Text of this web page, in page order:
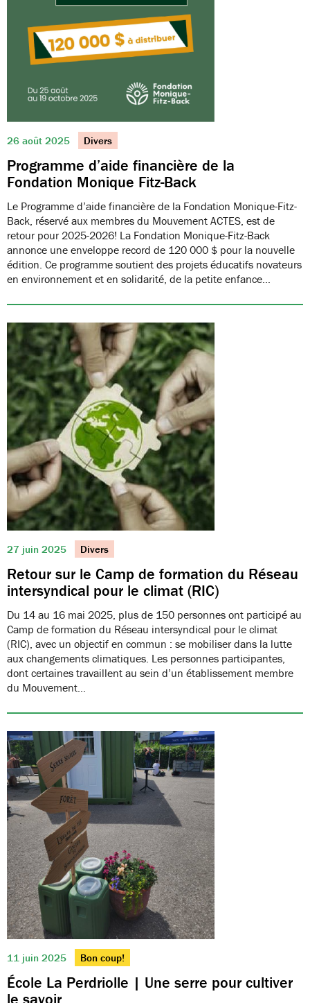
26 août 2025 Divers
Programme d’aide financière de la
Fondation Monique Fitz-Back
Le Programme d’aide financière de la Fondation Monique-Fitz-
Back, réservé aux membres du Mouvement ACTES, est de
retour pour 2025-2026! La Fondation Monique-Fitz-Back
annonce une enveloppe record de 120 000 $ pour la nouvelle
édition. Ce programme soutient des projets éducatifs novateurs
en environnement et en solidarité, de la petite enfance…
27 juin 2025 Divers
Retour sur le Camp de formation du Réseau
intersyndical pour le climat (RIC)
Du 14 au 16 mai 2025, plus de 150 personnes ont participé au
Camp de formation du Réseau intersyndical pour le climat
(RIC), avec un objectif en commun : se mobiliser dans la lutte
aux changements climatiques. Les personnes participantes,
dont certaines travaillent au sein d’un établissement membre
du Mouvement…
11 juin 2025 Bon coup!
École La Perdriolle | Une serre pour cultiver
le savoir